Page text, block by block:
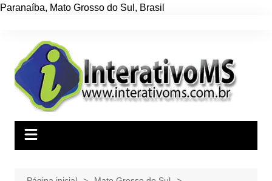
Paranaíba, Mato Grosso do Sul , Brasil
conteúdo